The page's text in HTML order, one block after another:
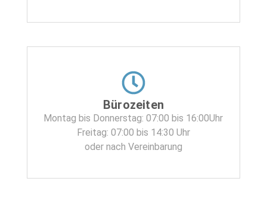
Bürozeiten
Montag bis Donnerstag: 07:00 bis 16:00Uhr
Freitag: 07:00 bis 14:30 Uhr
oder nach Vereinbarung